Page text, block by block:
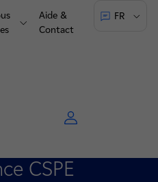
Aide &
Contact
FR
de presse
recours de
CSPE